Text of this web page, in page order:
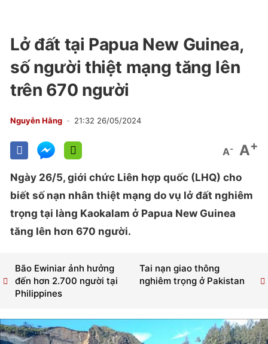
Lở đất tại Papua New Guinea,
số người thiệt mạng tăng lên
trên 670 người
Nguyễn Hằng 21:32 26/05/2024
A- A+
Ngày 26/5, giới chức Liên hợp quốc (LHQ) cho
biết số nạn nhân thiệt mạng do vụ lở đất nghiêm
trọng tại làng Kaokalam ở Papua New Guinea
tăng lên hơn 670 người.
Tai nạn giao thông
nghiêm trọng ở Pakistan
Bão Ewiniar ảnh hưởng
đến hơn 2.700 người tại
Philippines